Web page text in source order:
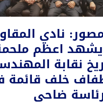
نادي
يشهد اعظم
نقابة
خلف
ضاحى